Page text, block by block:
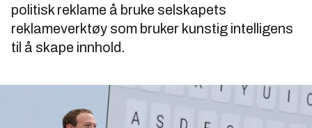
politisk reklame å bruke selskapets
reklameverktøy som bruker kunstig intelligens
til å skape innhold.